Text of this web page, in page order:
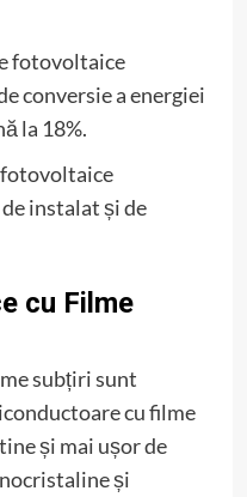
fotovoltaice
conversie a energiei
la 18%.
instalat și de
cu Filme
subțiri sunt
cu filme
și mai ușor de
și